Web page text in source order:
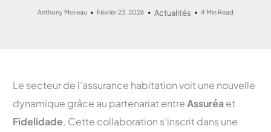
Anthony Moreau Février 23, 2026 Actualités 4 Min Read
Le secteur de l’assurance habitation voit une nouvelle
dynamique grâce au partenariat entreAssuréaet
Fidelidade. Cette collaboration s’inscrit dans une